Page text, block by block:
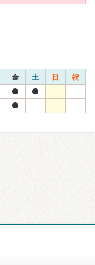
金 土 日 祝